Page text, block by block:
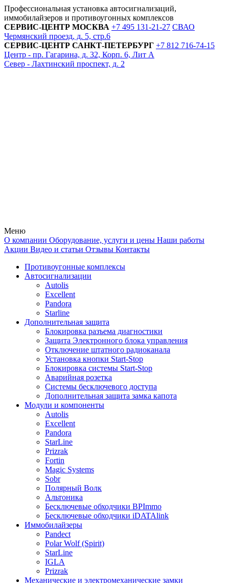
Профессиональная установка автосигнализаций,
иммобилайзеров и противоугонных комплексов
СЕРВИС-ЦЕНТР МОСКВА +7 495 131-21-27 СВАО
Чермянский проезд, д. 5, стр.6
СЕРВИС-ЦЕНТР САНКТ-ПЕТЕРБУРГ +7 812 716-74-15
Центр - пр. Гагарина, д. 32, Корп. 6, Лит А
Север - Лахтинский проспект, д. 2
Меню
О компании Оборудование, услуги и цены Наши работы
Акции Видео и статьи Отзывы Контакты
Противоугонные комплексы
Автосигнализации
Autolis
Excellent
Pandora
Starline
Дополнительная защита
Блокировка разъема диагностики
Защита Электронного блока управления
Отключение штатного радиоканала
Установка кнопки Start-Stop
Блокировка системы Start-Stop
Аварийная розетка
Системы бесключевого доступа
Дополнительная защита замка капота
Модули и компоненты
Autolis
Excellent
Pandora
StarLine
Prizrak
Fortin
Magic Systems
Sobr
Полярный Волк
Альтоника
Бесключевые обходчики BPImmo
Бесключевые обходчики iDATAlink
Иммобилайзеры
Pandect
Polar Wolf (Spirit)
StarLine
IGLA
Prizrak
Механические и электромеханические замки